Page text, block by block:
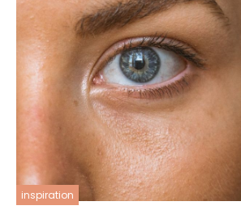
inspiration